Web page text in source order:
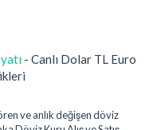
- Canlı Dolar TL Euro
ve anlık değişen döviz